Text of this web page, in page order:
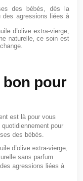
des bébés, dès la
des agressions liées à
d’olive extra-vierge,
naturelle, ce soin est
bon pour
est là pour vous
pour
des bébés.
d’olive extra-vierge,
sans parfum
agressions liées à